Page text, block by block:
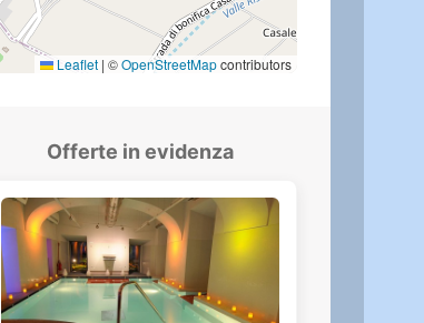
Leaflet | ©OpenStreetMapcontributors
Offerte in evidenza